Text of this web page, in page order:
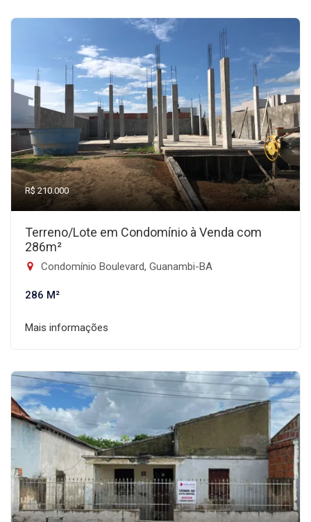
R$ 210.000
Terreno/Lote em Condomínio à Venda com
286m²
Condomínio Boulevard, Guanambi-BA
286 M²
Mais informações